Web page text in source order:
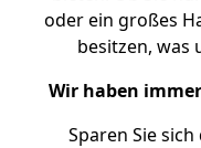
oder ein großes
besitzen, was
Wir haben
Sparen Sie